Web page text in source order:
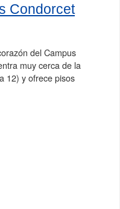
Condorcet
del Campus
muy cerca de la
12) y ofrece pisos